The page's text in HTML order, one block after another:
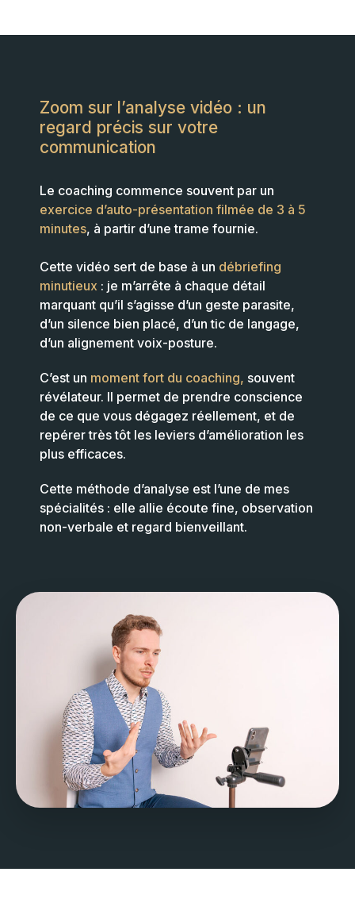
Zoom sur l’analyse vidéo : un
regard précis sur votre
communication
Le coaching commence souvent par un
exercice d’auto-présentation filmée de 3 à 5
minutes, à partir d’une trame fournie.
Cette vidéo sert de base à un débriefing
minutieux : je m’arrête à chaque détail
marquant qu’il s’agisse d’un geste parasite,
d’un silence bien placé, d’un tic de langage,
d’un alignement voix-posture.
C’est un moment fort du coaching, souvent
révélateur. Il permet de prendre conscience
de ce que vous dégagez réellement, et de
repérer très tôt les leviers d’amélioration les
plus efficaces.
Cette méthode d’analyse est l’une de mes
spécialités : elle allie écoute fine, observation
non-verbale et regard bienveillant.